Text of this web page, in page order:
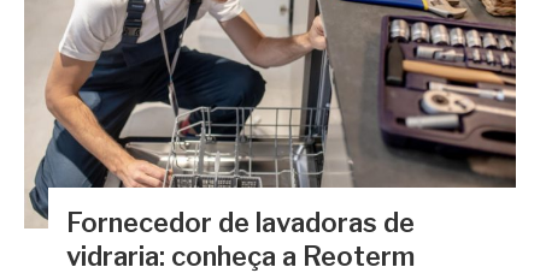
Fornecedor de lavadoras de
vidraria: conheça a Reoterm